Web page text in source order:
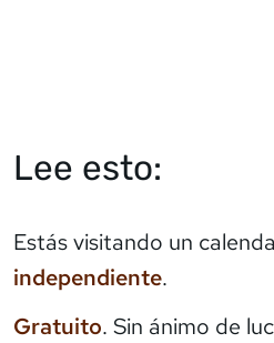
Lee esto:
Estás visitando un
independiente.
Gratuito. Sin ánimo de